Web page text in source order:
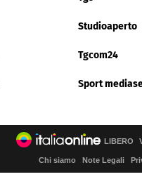
Studioaperto
Tgcom24
Sport
LIBERO
Chi siamo Note Legali